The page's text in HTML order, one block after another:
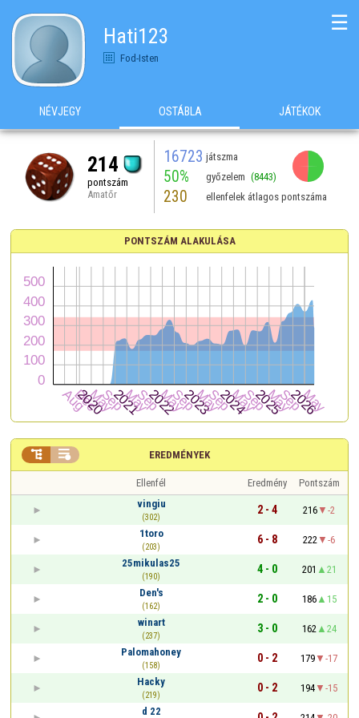
Hati123
Fod-Isten
☰
NÉVJEGY OSTÁBLA JÁTÉKOK
214
pontszám
Amatőr
16723 játszma
50% győzelem (8443)
230 ellenfelek átlagos pontszáma
PONTSZÁM ALAKULÁSA
EREDMÉNYEK
 
Ellenfél Eredmény
Pontszám
vingiu
(302)
2 - 4 216
-2
1toro
(203)
6 - 8 222
-6
25mikulas25
(190)
4 - 0 201
21
Den's
(162)
2 - 0 186
15
winart
(237)
3 - 0 162
24
Palomahoney
(158)
0 - 2 179
-17
Hacky
(219)
0 - 2 194
-15
d 22